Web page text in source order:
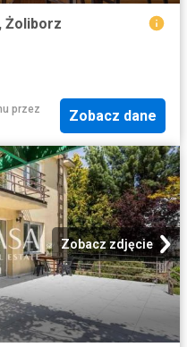
Żoliborz
przez
Zobacz dane
Zobacz zdjęcie